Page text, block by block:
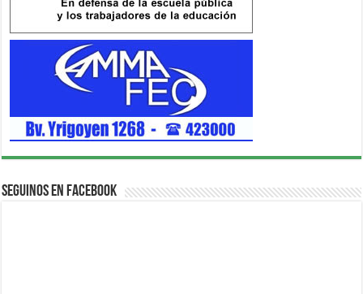
Seguinos en Facebook